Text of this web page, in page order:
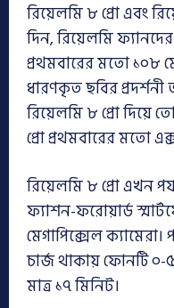
রিয়েলমি ৮ প্রো এবং
দিন, রিয়েলমি
প্রথমবারের মতো ১০৮
ধারণকৃত ছবির
রিয়েলমি ৮ প্রো দিয়ে
প্রো প্রথমবারের মতো
রিয়েলমি ৮ প্রো এখন
ফ্যাশন-ফরোয়ার্ড
মেগাপিক্সেল ক্যামেরা।
চার্জ থাকায় ফোনটি
মাত্র ১৭ মিনিট।